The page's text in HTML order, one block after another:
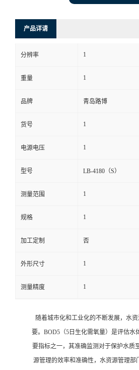
方
式
在
线
留
产品详请
分辨率 1
重量 1
品牌 青岛路博
货号 1
电源电压 1
型号 LB-4180（S）
测量范围 1
规格 1
加工定制 否
外形尺寸 1
测量精度 1
随着城市化和工业化的不断发展，水
要。BOD5（5日生化需氧量）是评估水
要指标之一，其准确监测对于保护水质
源管理的效率和准确性，水资源管理部